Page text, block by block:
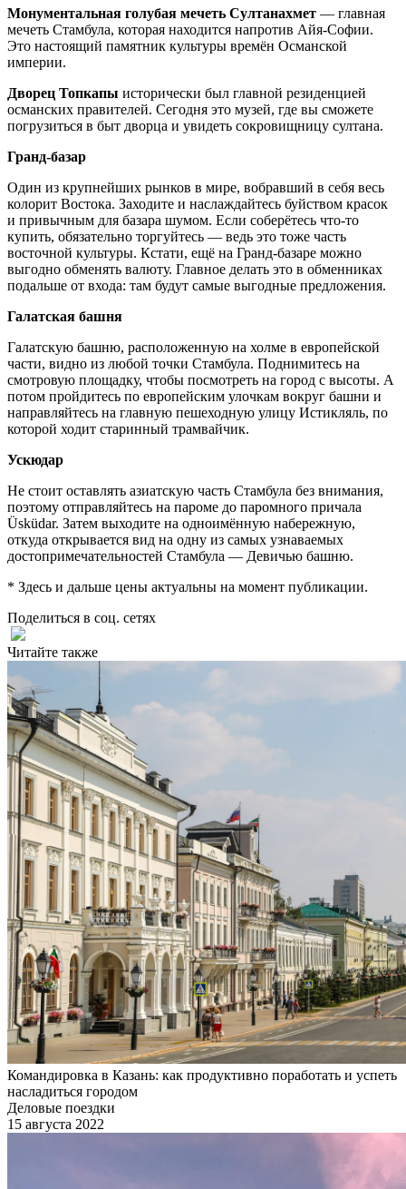
Монументальная голубая мечеть Султанахмет — главная
мечеть Стамбула, которая находится напротив Айя-Софии.
Это настоящий памятник культуры времён Османской
империи.
Дворец Топкапы исторически был главной резиденцией
османских правителей. Сегодня это музей, где вы сможете
погрузиться в быт дворца и увидеть сокровищницу султана.
Гранд-базар
Один из крупнейших рынков в мире, вобравший в себя весь
колорит Востока. Заходите и наслаждайтесь буйством красок
и привычным для базара шумом. Если соберётесь что-то
купить, обязательно торгуйтесь — ведь это тоже часть
восточной культуры. Кстати, ещё на Гранд-базаре можно
выгодно обменять валюту. Главное делать это в обменниках
подальше от входа: там будут самые выгодные предложения.
Галатская башня
Галатскую башню, расположенную на холме в европейской
части, видно из любой точки Стамбула. Поднимитесь на
смотровую площадку, чтобы посмотреть на город с высоты. А
потом пройдитесь по европейским улочкам вокруг башни и
направляйтесь на главную пешеходную улицу Истикляль, по
которой ходит старинный трамвайчик.
Ускюдар
Не стоит оставлять азиатскую часть Стамбула без внимания,
поэтому отправляйтесь на пароме до паромного причала
Üsküdar. Затем выходите на одноимённую набережную,
откуда открывается вид на одну из самых узнаваемых
достопримечательностей Стамбула — Девичью башню.
* Здесь и дальше цены актуальны на момент публикации.
Поделиться в соц. сетях
Читайте также
Командировка в Казань: как продуктивно поработать и успеть
насладиться городом
Деловые поездки
15 августа 2022